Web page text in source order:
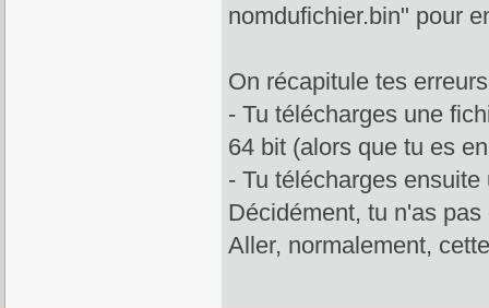
nomdufichier.bin" pour
On récapitule tes
- Tu télécharges une
64 bit (alors que tu es
- Tu télécharges
Décidément, tu n'as
Aller, normalement,